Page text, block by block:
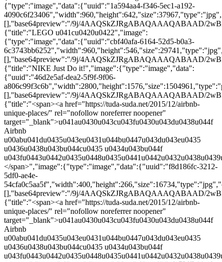
{"type":"image","data":{"uuid":"1a594aa4-f346-5ec1-a192-
[],"base64preview":"/9j/4AAQSkZJRgABAQAAAQABAAD/
{"title":"LEGO u041cu0420u0422","image":
{"type":"image","data":{"uuid":"cbf40afa-6164-52d5-b0a3-
[],"base64preview":"/9j/4AAQSkZJRgABAQAAAQABAAD/
{"title":"NIKE Just Do it!","image":{"type":"image","data":
{"uuid":"46d2e5af-dea2-5f9f-9f06-
[],"base64preview":"/9j/4AAQSkZJRgABAQAAAQABAAD/
{"title":"<span><a href="https://tuda-suda.net/2015/12/airbnb-
unique-places/" rel="nofollow noreferrer noopener"
target="_blank">u041au0430u043cu043fu0430u043du0438u044f
Airbnb
u00abu041du0435u043eu0431u044bu0447u043du043eu0435
u0436u0438u043bu044cu0435 u0434u043bu044f
</span>","image":{"type":"image","data":{"uuid":"f8d186fc-3212-
5df0-ae4e-
[],"base64preview":"/9j/4AAQSkZJRgABAQAAAQABAAD/
{"title":"<span><a href="https://tuda-suda.net/2015/12/airbnb-
unique-places/" rel="nofollow noreferrer noopener"
target="_blank">u041au0430u043cu043fu0430u043du0438u044f
Airbnb
u00abu041du0435u043eu0431u044bu0447u043du043eu0435
u0436u0438u043bu044cu0435 u0434u043bu044f